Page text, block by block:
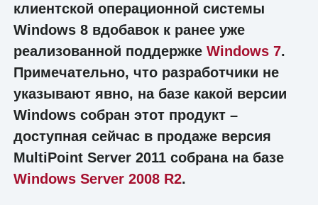
клиентской операционной системы
Windows 8 вдобавок к ранее уже
реализованной поддержке Windows 7.
Примечательно, что разработчики не
указывают явно, на базе какой версии
Windows собран этот продукт –
доступная сейчас в продаже версия
MultiPoint Server 2011 собрана на базе
Windows Server 2008 R2.